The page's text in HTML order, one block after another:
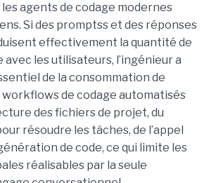
agents de codage modernes
Si des promptss et des réponses
effectivement la quantité de
les utilisateurs, l’ingénieur a
de la consommation de
workflows de codage automatisés
des fichiers de projet, du
résoudre les tâches, de l’appel
de code, ce qui limite les
réalisables par la seule